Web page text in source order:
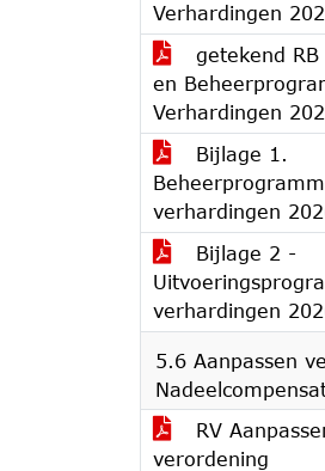
Verhardingen
getekend
en
Verhardingen
Bijlage 1.
verhardingen
Bijlage 2 -
verhardingen
5.6 Aanpassen
RV
verordening